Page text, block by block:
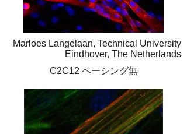
Marloes Langelaan, Technical University
Eindhover, The Netherlands
C2C12 ペーシング無